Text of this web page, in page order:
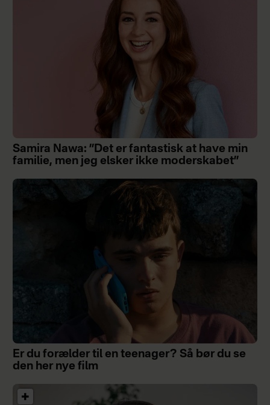
Samira Nawa: ”Det er fantastisk at have min
familie, men jeg elsker ikke moderskabet”
Er du forælder til en teenager? Så bør du se
den her nye film